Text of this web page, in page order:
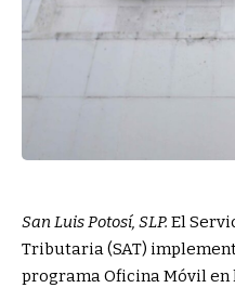
San Luis Potosí, SLP. El
Tributaria (SAT)
programa Oficina Móvil